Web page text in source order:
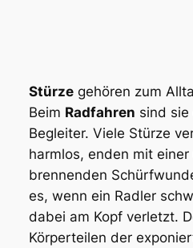
Stürzegehören zum
Beim Radfahren sind
Begleiter. Viele Stürze
harmlos, enden mit einer
brennenden
es, wenn ein Radler
dabei am Kopf verletzt.
Körperteilen der